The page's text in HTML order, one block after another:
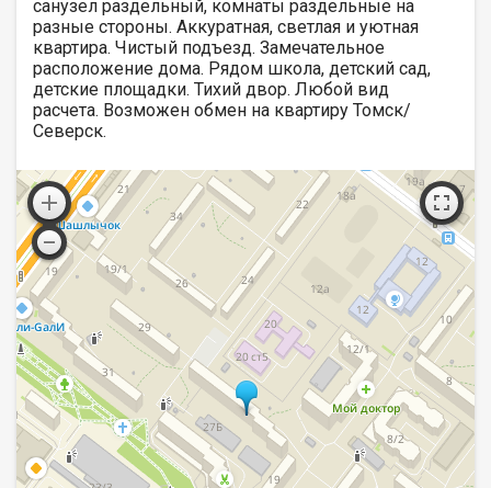
санузел раздельный, комнаты раздельные на
разные стороны. Аккуратная, светлая и уютная
квартира. Чистый подъезд. Замечательное
расположение дома. Рядом школа, детский сад,
детские площадки. Тихий двор. Любой вид
расчета. Возможен обмен на квартиру Томск/
Северск.